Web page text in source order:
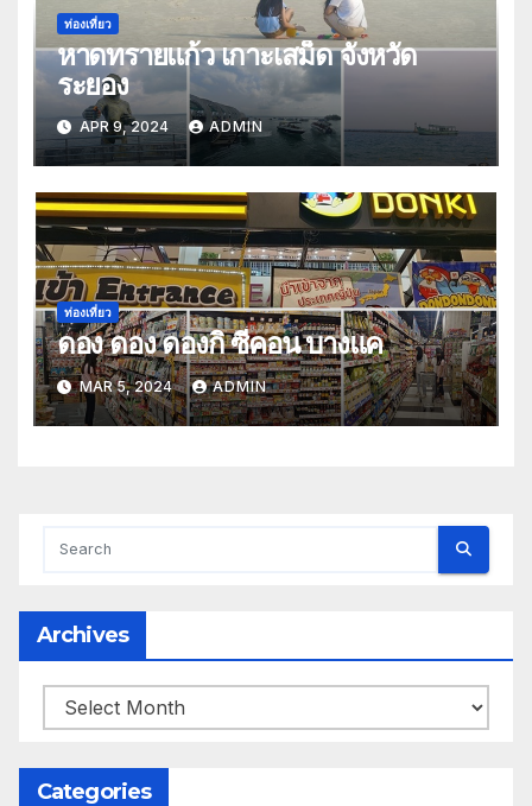
ท่องเที่ยว
หาดทรายแก้ว เกาะเสม็ด จังหวัด
ระยอง
APR 9, 2024 ADMIN
ท่องเที่ยว
ดอง ดอง ดองกิ ซีคอน บางแค
MAR 5, 2024 ADMIN
Archives
Archives
Categories